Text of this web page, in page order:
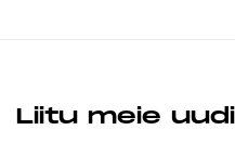
Liitu meie